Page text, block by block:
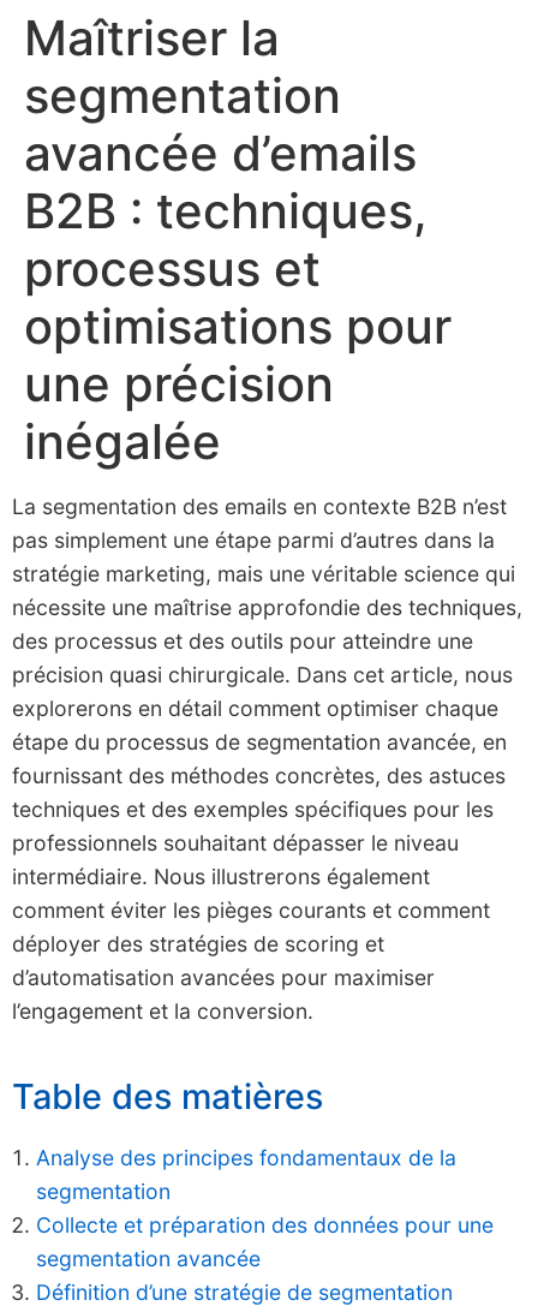
Skip
content
Maîtriser la
segmentation
avancée d’emails
B2B : techniques,
processus et
optimisations pour
une précision
inégalée
La segmentation des emails en contexte B2B n’est
pas simplement une étape parmi d’autres dans la
stratégie marketing, mais une véritable science qui
nécessite une maîtrise approfondie des techniques,
des processus et des outils pour atteindre une
précision quasi chirurgicale. Dans cet article, nous
explorerons en détail comment optimiser chaque
étape du processus de segmentation avancée, en
fournissant des méthodes concrètes, des astuces
techniques et des exemples spécifiques pour les
professionnels souhaitant dépasser le niveau
intermédiaire. Nous illustrerons également
comment éviter les pièges courants et comment
déployer des stratégies de scoring et
d’automatisation avancées pour maximiser
l’engagement et la conversion.
Table des matières
Analyse des principes fondamentaux de la
segmentation
Collecte et préparation des données pour une
segmentation avancée
Définition d’une stratégie de segmentation